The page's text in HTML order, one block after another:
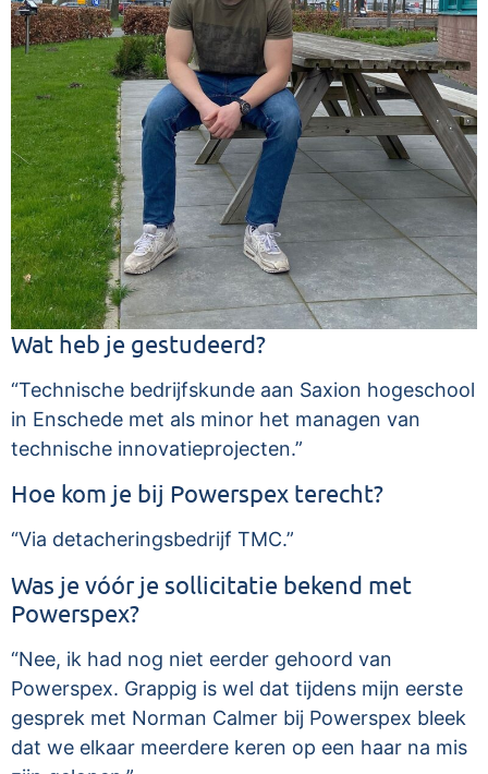
Wat heb je gestudeerd?
“Technische bedrijfskunde aan Saxion hogeschool
in Enschede met als minor het managen van
technische innovatieprojecten.”
Hoe kom je bij Powerspex terecht?
“Via detacheringsbedrijf TMC.”
Was je vóór je sollicitatie bekend met
Powerspex?
“Nee, ik had nog niet eerder gehoord van
Powerspex. Grappig is wel dat tijdens mijn eerste
gesprek met Norman Calmer bij Powerspex bleek
dat we elkaar meerdere keren op een haar na mis